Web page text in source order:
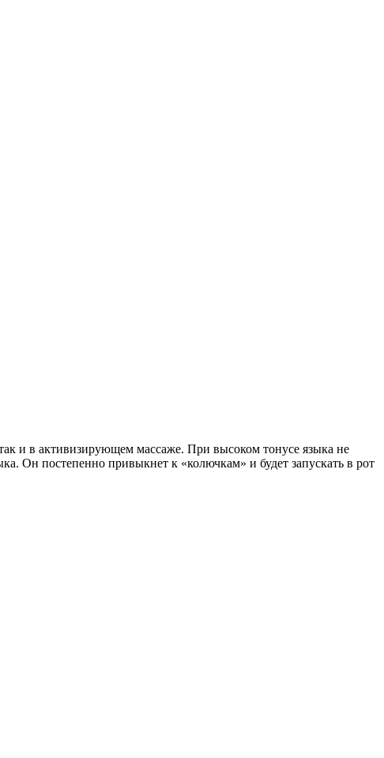
и в активизирующем массаже. При высоком тонусе языка не
Он постепенно привыкнет к «колючкам» и будет запускать в рот